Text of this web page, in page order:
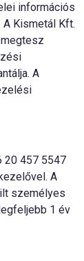
információs
Kismetál Kft.
A
20 457 5547
A
személyes
1 év